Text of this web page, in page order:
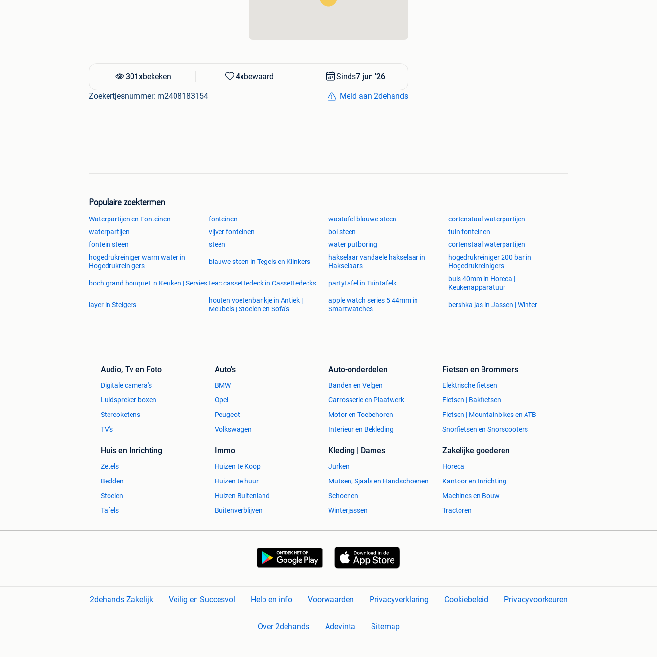
301xbekeken 4xbewaard Sinds7 jun '26
Zoekertjesnummer: m2408183154 Meld aan 2dehands
Populaire zoektermen
Waterpartijen en Fonteinen fonteinen wastafel blauwe steen
cortenstaal waterpartijen
waterpartijen
vijver fonteinen bol steen
tuin fonteinen
fontein steen
steen water putboring
cortenstaal waterpartijen
hogedrukreiniger warm water in
Hogedrukreinigers
blauwe steen in Tegels en Klinkers
hakselaar vandaele hakselaar in
Hakselaars
hogedrukreiniger 200 bar in
Hogedrukreinigers
boch grand bouquet in Keuken | Serviesteac cassettedeck in Cassettedecks partytafel in Tuintafels
buis 40mm in Horeca |
Keukenapparatuur
layer in Steigers
houten voetenbankje in Antiek |
Meubels | Stoelen en Sofa's
apple watch series 5 44mm in
Smartwatches
bershka jas in Jassen | Winter
Audio, Tv en Foto
Digitale camera's
Luidspreker boxen
Stereoketens
TV's
Auto's
BMW
Opel
Peugeot
Volkswagen
Auto-onderdelen
Banden en Velgen
Carrosserie en Plaatwerk
Motor en Toebehoren
Interieur en Bekleding
Fietsen en Brommers
Elektrische fietsen
Fietsen | Bakfietsen
Fietsen | Mountainbikes en ATB
Snorfietsen en Snorscooters
Huis en Inrichting
Zetels
Bedden
Stoelen
Tafels
Immo
Huizen te Koop
Huizen te huur
Huizen Buitenland
Buitenverblijven
Kleding | Dames
Jurken
Mutsen, Sjaals en Handschoenen
Schoenen
Winterjassen
Zakelijke goederen
Horeca
Kantoor en Inrichting
Machines en Bouw
Tractoren
2dehands Zakelijk Veilig en Succesvol Help en info Voorwaarden Privacyverklaring Cookiebeleid Privacyvoorkeuren
Over 2dehands Adevinta Sitemap